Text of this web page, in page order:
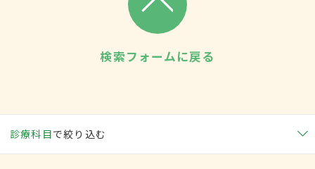
検索フォームに戻る
診療科目で絞り込む